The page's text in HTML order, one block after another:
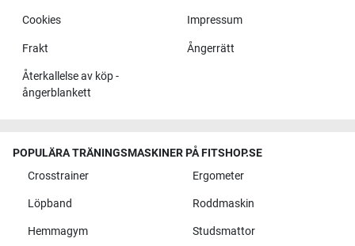
Cookies Impressum
Frakt Ångerrätt
Återkallelse av köp -
ångerblankett
POPULÄRA TRÄNINGSMASKINER PÅ FITSHOP.SE
Crosstrainer
Ergometer
Löpband Roddmaskin
Hemmagym Studsmattor